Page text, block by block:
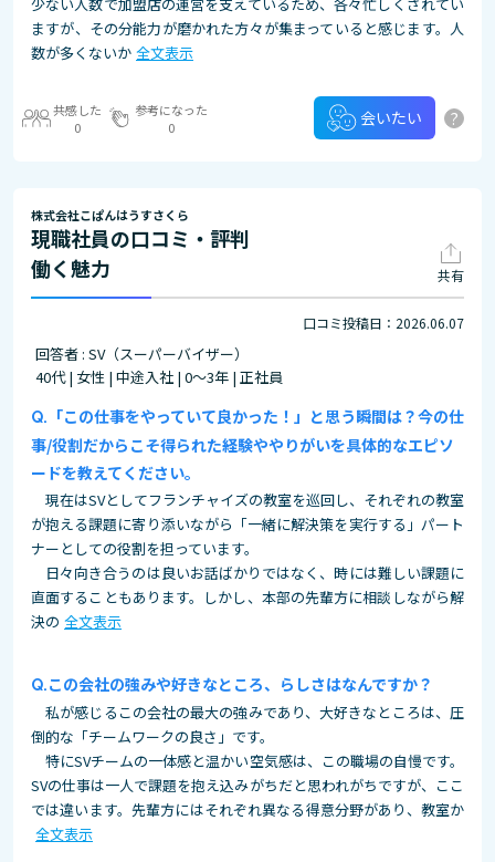
ますが、その分能力が磨かれた方々が集まっていると感じます。人
数が多くないか 全文表示
共感した
0
参考になった
0
会いたい ?
株式会社こぱんはうすさくら
現職社員の口コミ・評判
働く魅力
共有
口コミ投稿日：2026.06.07
回答者 : SV（スーパーバイザー）
40代 | 女性 | 中途入社 | 0～3年 | 正社員
「この仕事をやっていて良かった！」と思う瞬間は？今の仕
事/役割だからこそ得られた経験ややりがいを具体的なエピソ
ードを教えてください。
現在はSVとしてフランチャイズの教室を巡回し、それぞれの教室
が抱える課題に寄り添いながら「一緒に解決策を実行する」パート
ナーとしての役割を担っています。
日々向き合うのは良いお話ばかりではなく、時には難しい課題に
直面することもあります。しかし、本部の先輩方に相談しながら解
決の 全文表示
この会社の強みや好きなところ、らしさはなんですか？
私が感じるこの会社の最大の強みであり、大好きなところは、圧
倒的な「チームワークの良さ」です。
特にSVチームの一体感と温かい空気感は、この職場の自慢です。
SVの仕事は一人で課題を抱え込みがちだと思われがちですが、ここ
では違います。先輩方にはそれぞれ異なる得意分野があり、教室か
全文表示